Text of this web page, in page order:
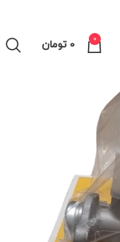
0
0 تومان